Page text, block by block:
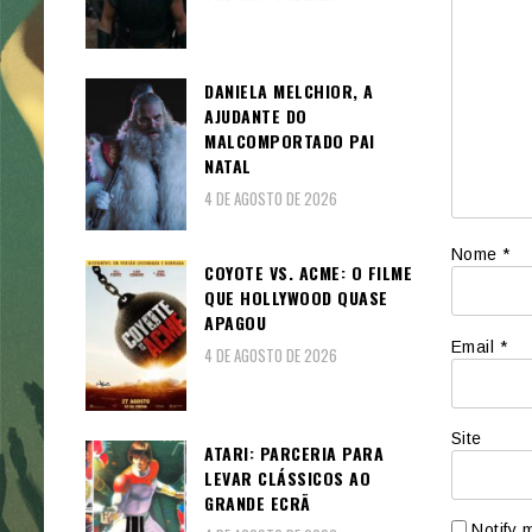
Nome *
Email *
Site
DANIELA MELCHIOR, A
AJUDANTE DO
MALCOMPORTADO PAI
NATAL
4 DE AGOSTO DE 2026
COYOTE VS. ACME: O FILME
QUE HOLLYWOOD QUASE
APAGOU
4 DE AGOSTO DE 2026
ATARI: PARCERIA PARA
LEVAR CLÁSSICOS AO
GRANDE ECRÃ